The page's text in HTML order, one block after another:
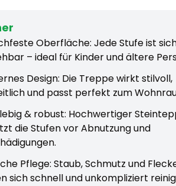
Oberfläche: Jede Stufe ist
– ideal für Kinder und ältere
Design: Die Treppe wirkt stilvoll,
und passt perfekt zum
& robust: Hochwertiger
die Stufen vor Abnutzung und
Pflege: Staub, Schmutz und
sich schnell und unkompliziert